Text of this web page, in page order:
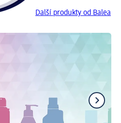
Další produkty od Balea